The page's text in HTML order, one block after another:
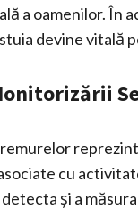
a oamenilor. În
devine vitală
cu
și a